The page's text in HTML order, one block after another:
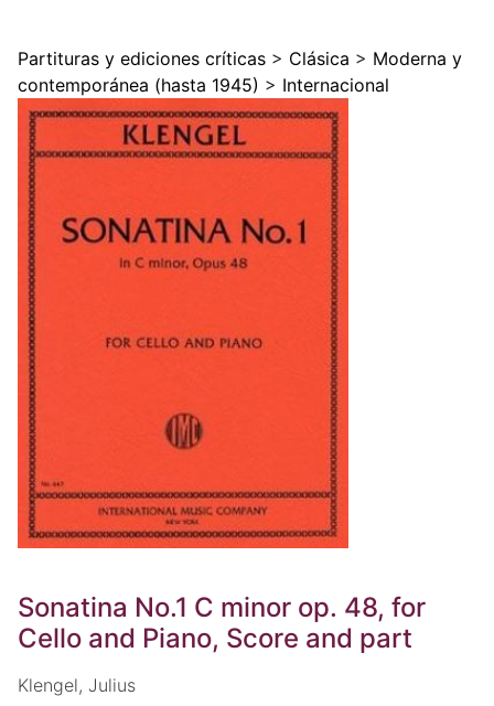
Partituras y ediciones críticas > Clásica > Moderna y
contemporánea (hasta 1945) > Internacional
Sonatina No.1 C minor op. 48, for
Cello and Piano, Score and part
Klengel, Julius